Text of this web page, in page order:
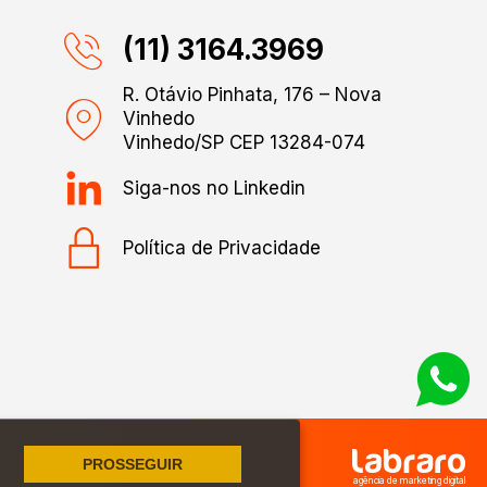
(11) 3164.3969
R. Otávio Pinhata, 176 – Nova
Vinhedo
Vinhedo/SP CEP 13284-074
Siga-nos no Linkedin
Política de Privacidade
agência de marketing digital
PROSSEGUIR